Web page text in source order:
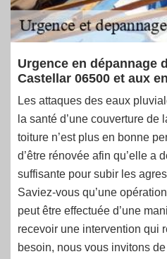
Urgence en dépannage
Castellar 06500 et aux
Les attaques des eaux
la santé d’une couverture de
toiture n’est plus en bonne
d’être rénovée afin qu’elle a
suffisante pour subir les
Saviez-vous qu’une
peut être effectuée d’une
recevoir une intervention qui
besoin, nous vous invitons